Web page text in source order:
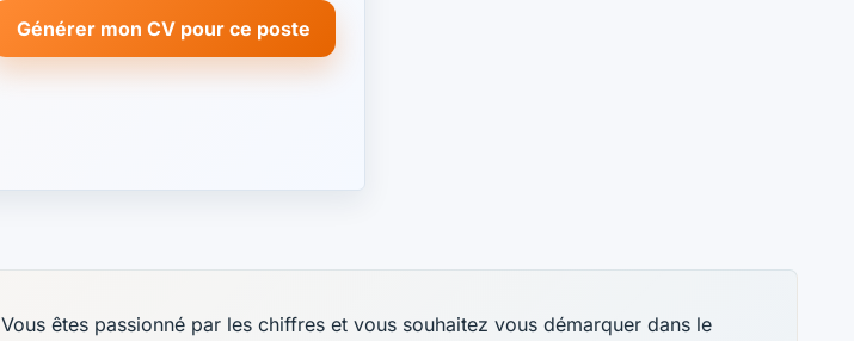
Générer mon CV pour ce poste
Vous êtes passionné par les chiffres et vous souhaitez vous démarquer dans le